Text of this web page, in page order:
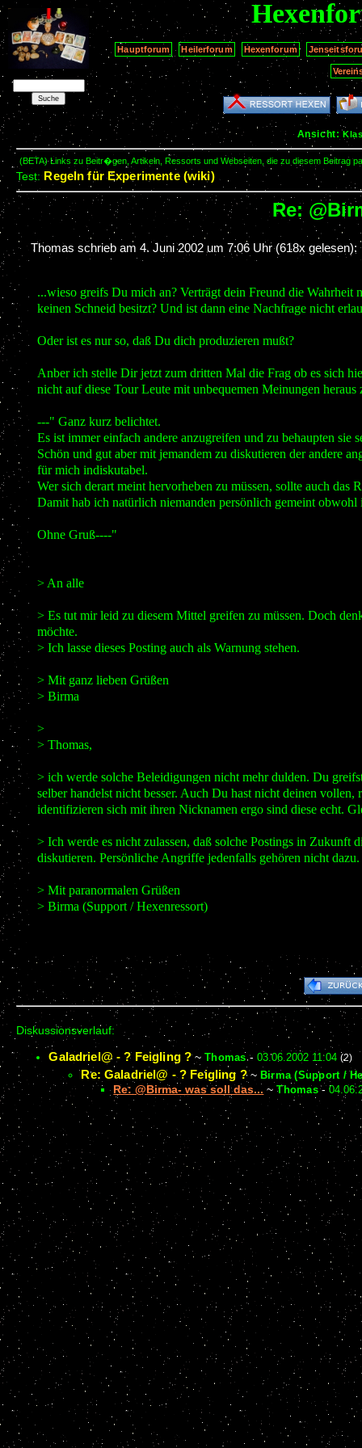
Hauptforum Heilerforum Hexenforum
Ansicht:
(BETA) Links zu Beitr�gen, Artikeln, Ressorts und Webseiten, die zu diesem Beitrag
Test: Regeln für Experimente (wiki)
Re:
Thomas schrieb am4. Juni 2002 um 7:06 Uhr(618x gelesen):
...wieso greifs Du mich an? Verträgt dein Freund die Wahrheit
keinen Schneid besitzt? Und ist dann eine Nachfrage nicht
Oder ist es nur so, daß Du dich produzieren mußt?
Anber ich stelle Dir jetzt zum dritten Mal die Frag ob es sich
nicht auf diese Tour Leute mit unbequemen Meinungen
---" Ganz kurz belichtet.
Es ist immer einfach andere anzugreifen und zu behaupten sie
Schön und gut aber mit jemandem zu diskutieren der andere
für mich indiskutabel.
Wer sich derart meint hervorheben zu müssen, sollte auch das
Damit hab ich natürlich niemanden persönlich gemeint
Ohne Gruß----"
> An alle
> Es tut mir leid zu diesem Mittel greifen zu müssen. Doch
möchte.
> Ich lasse dieses Posting auch als Warnung stehen.
> Mit ganz lieben Grüßen
> Birma
>
> Thomas,
> ich werde solche Beleidigungen nicht mehr dulden. Du
selber handelst nicht besser. Auch Du hast nicht deinen
identifizieren sich mit ihren Nicknamen ergo sind diese echt.
> Ich werde es nicht zulassen, daß solche Postings in
diskutieren. Persönliche Angriffe jedenfalls gehören nicht dazu.
> Mit paranormalen Grüßen
> Birma (Support / Hexenressort)
Diskussionsverlauf:
Galadriel@ - ? Feigling ?~Thomas- 03.06.2002 11:04 (2)
Re: Galadriel@ - ? Feigling ?~ Birma (Support /
Re: @Birma- was soll das... ~Thomas-